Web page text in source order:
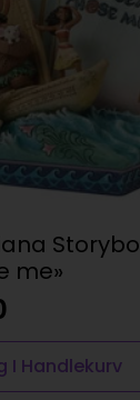
me»
I Handlekurv